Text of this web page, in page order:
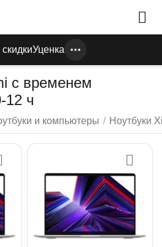
Уценка
с временем
12 ч
и компьютеры / Ноутбуки